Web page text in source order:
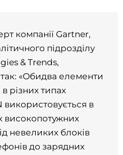
компанії Gartner,
підрозділу
& Trends,
«Обидва елементи
різних типах
використовується в
високопотужних
невеликих блоків
до зарядних